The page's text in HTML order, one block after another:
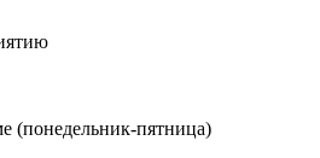
(понедельник-пятница)